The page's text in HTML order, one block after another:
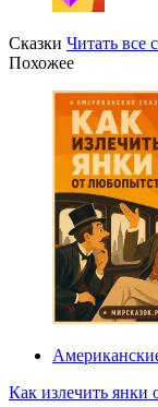
Сказки Читать все
Похожее
Как излечить янки